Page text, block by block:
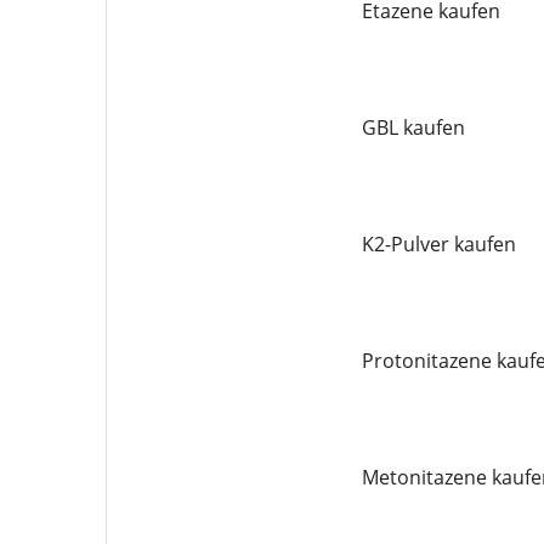
Etazene kaufen
GBL kaufen
K2-Pulver kaufen
Protonitazene
Metonitazene